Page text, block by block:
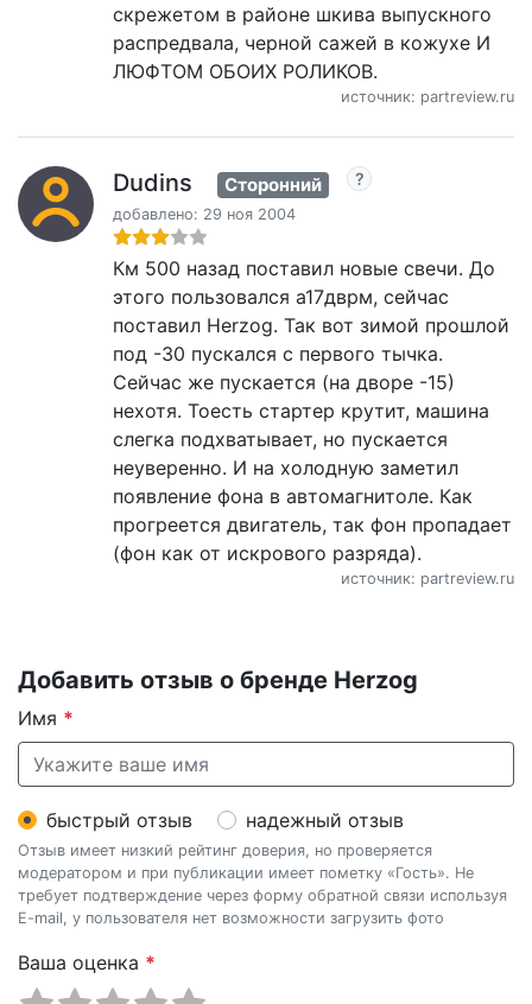
скрежетом в районе шкива выпускного
распредвала, черной сажей в кожухе И
ЛЮФТОМ ОБОИХ РОЛИКОВ.
источник: partreview.ru
Dudins Сторонний
добавлено: 29 ноя 2004
Км 500 назад поставил новые свечи. До
этого пользовался a17дврм, сейчас
поставил Herzog. Так вот зимой прошлой
под -30 пускался с первого тычка.
Сейчас же пускается (на дворе -15)
нехотя. Тоесть стартер крутит, машина
слегка подхватывает, но пускается
неуверенно. И на холодную заметил
появление фона в автомагнитоле. Как
прогреется двигатель, так фон пропадает
(фон как от искрового разряда).
источник: partreview.ru
Добавить отзыв о бренде Herzog
Имя *
быстрый отзыв надежный отзыв
Отзыв имеет низкий рейтинг доверия, но проверяется
модератором и при публикации имеет пометку «Гость». Не
требует подтверждение через форму обратной связи используя
E-mail, у пользователя нет возможности загрузить фото
Ваша оценка *